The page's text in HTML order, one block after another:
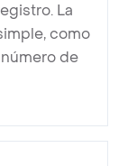
La
como
de